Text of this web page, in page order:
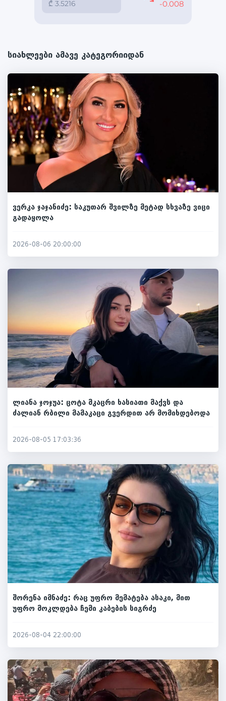
სიახლეები ამავე კატეგორიიდან
ვერკა ჯაჯანიძე: საკუთარ შვილზე მეტად სხვაზე ვიცი
გადაყოლა
2026-08-06 20:00:00
ლიანა ჯოჯუა: ცოტა მკაცრი ხასიათი მაქვს და
ძალიან რბილი მამაკაცი გვერდით არ მომიხდებოდა
2026-08-05 17:03:36
შორენა იმნაძე: რაც უფრო მემატება ასაკი, მით
უფრო მოკლდება ჩემი კაბების სიგრძე
2026-08-04 22:00:00